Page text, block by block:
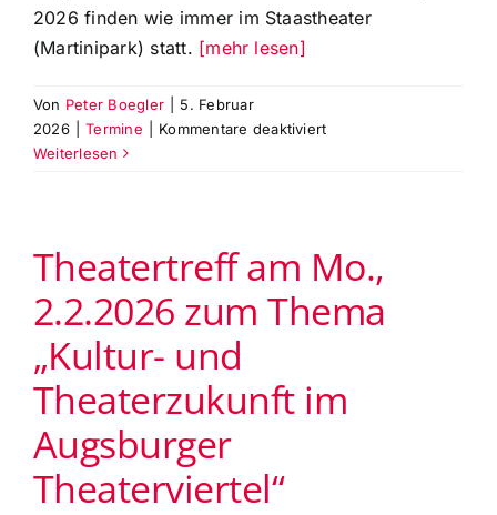
2026 finden wie immer im Staastheater
(Martinipark) statt. [mehr lesen]
Von Peter Boegler
5. Februar
2026
Termine Kommentare deaktiviertfür
April
im
sind
Weiterlesen
Theatertreff am Mo.,
2.2.2026 zum Thema
„Kultur- und
Theaterzukunft im
Augsburger
Theaterviertel“